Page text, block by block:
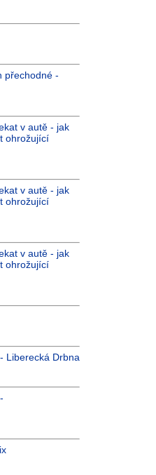
přechodné -
v autě - jak
ohrožující
v autě - jak
ohrožující
v autě - jak
ohrožující
Liberecká Drbna